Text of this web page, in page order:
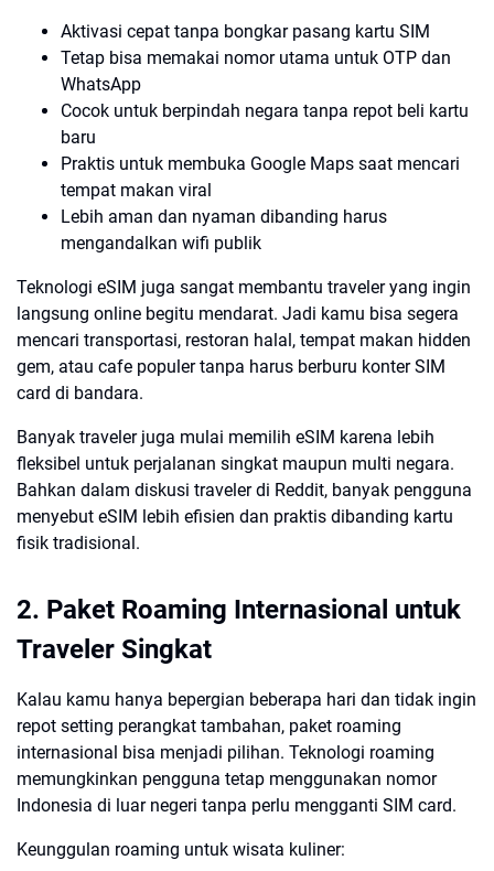
Aktivasi cepat tanpa bongkar pasang kartu SIM
Tetap bisa memakai nomor utama untuk OTP dan
WhatsApp
Cocok untuk berpindah negara tanpa repot beli kartu
baru
Praktis untuk membuka Google Maps saat mencari
tempat makan viral
Lebih aman dan nyaman dibanding harus
mengandalkan wifi publik
Teknologi eSIM juga sangat membantu traveler yang ingin
langsung online begitu mendarat. Jadi kamu bisa segera
mencari transportasi, restoran halal, tempat makan hidden
gem, atau cafe populer tanpa harus berburu konter SIM
card di bandara.
Banyak traveler juga mulai memilih eSIM karena lebih
fleksibel untuk perjalanan singkat maupun multi negara.
Bahkan dalam diskusi traveler di Reddit, banyak pengguna
menyebut eSIM lebih efisien dan praktis dibanding kartu
fisik tradisional.
2. Paket Roaming Internasional untuk
Traveler Singkat
Kalau kamu hanya bepergian beberapa hari dan tidak ingin
repot setting perangkat tambahan, paket roaming
internasional bisa menjadi pilihan. Teknologi roaming
memungkinkan pengguna tetap menggunakan nomor
Indonesia di luar negeri tanpa perlu mengganti SIM card.
Keunggulan roaming untuk wisata kuliner: